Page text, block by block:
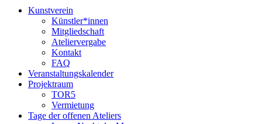
Kunstverein
Künstler*innen
Mitgliedschaft
Ateliervergabe
Kontakt
FAQ
Veranstaltungskalender
Projektraum
TOR5
Vermietung
Tage der offenen Ateliers